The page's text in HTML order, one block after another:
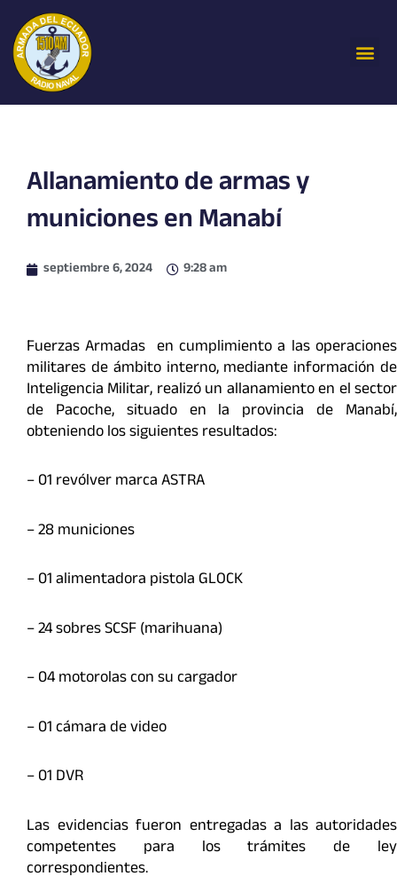
contenido
Allanamiento de armas y
municiones en Manabí
septiembre 6, 2024 9:28 am
Fuerzas Armadas en cumplimiento a las operaciones
militares de ámbito interno, mediante información de
Inteligencia Militar, realizó un allanamiento en el sector
de Pacoche, situado en la provincia de Manabí,
obteniendo los siguientes resultados:
– 01 revólver marca ASTRA
– ⁠28 municiones
– ⁠01 alimentadora pistola GLOCK
– ⁠24 sobres SCSF (marihuana)
– ⁠04 motorolas con su cargador
– ⁠01 cámara de video
– ⁠01 DVR
Las evidencias fueron entregadas a las autoridades
competentes para los trámites de ley
correspondientes.